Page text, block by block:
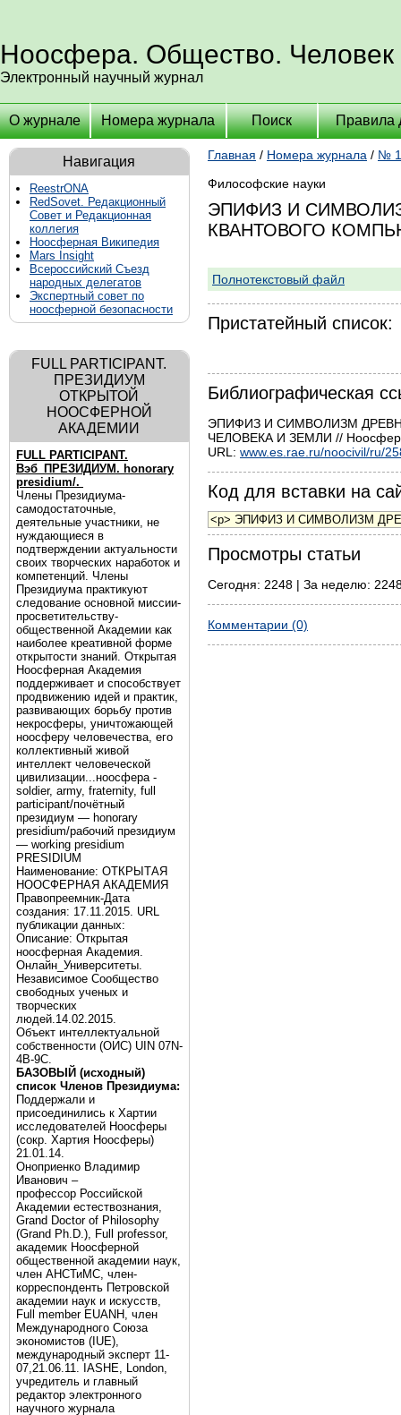
Ноосфера. Общество. Человек
Электронный научный журнал
О журнале Номера журнала Поиск Правила
Навигация
ReestrONA
RedSovet. Редакционный
Совет и Редакционная
коллегия
Ноосферная Википедия
Mars Insight
Всероссийский Съезд
народных делегатов
Экспертный совет по
ноосферной безопасности
FULL PARTICIPANT.
ПРЕЗИДИУМ
ОТКРЫТОЙ
НООСФЕРНОЙ
АКАДЕМИИ
FULL PARTICIPANT.
Вэб_ПРЕЗИДИУМ. honorary
presidium/.
Члены Президиума-
самодостаточные,
деятельные участники, не
нуждающиеся в
подтверждении актуальности
своих творческих наработок и
компетенций. Члены
Президиума практикуют
следование основной миссии-
просветительству-
общественной Академии как
наиболее креативной форме
открытости знаний. Открытая
Ноосферная Академия
поддерживает и способствует
продвижению идей и практик,
развивающих борьбу против
некросферы, уничтожающей
ноосферу человечества, его
коллективный живой
интеллект человеческой
цивилизации...ноосфера -
soldier, army, fraternity, full
participant/почётный
президиум — honorary
presidium/рабочий президиум
— working presidium
PRESIDIUM
Наименование: ОТКРЫТАЯ
НООСФЕРНАЯ АКАДЕМИЯ
Правопреемник-Дата
создания: 17.11.2015. URL
публикации данных:
Описание: Открытая
ноосферная Академия.
Онлайн_Университеты.
Независимое Сообщество
свободных ученых и
творческих
людей.14.02.2015.
Объект интеллектуальной
собственности (ОИС) UIN 07N-
4B-9C.
БАЗОВЫЙ (исходный)
список Членов Президиума:
Поддержали и
присоединились к Хартии
исследователей Ноосферы
(сокр. Хартия Ноосферы)
21.01.14.
Оноприенко Владимир
Иванович –
профессор Российской
Академии естествознания,
Grand Doctor of Philosophy
(Grand Ph.D.), Full professor,
академик Ноосферной
общественной академии наук,
член АНСТиМС, член-
корреспонденть Петровской
академии наук и искусств,
Full member EUANH, член
Международного Союза
экономистов (IUE),
международный эксперт 11-
07,21.06.11. IASHE, London,
учредитель и главный
редактор электронного
научного журнала
Главная / Номера журнала / №
Философские науки
ЭПИФИЗ И
КВАНТОВОГО
Полнотекстовый файл
Пристатейный список:
Библиографическая
ЭПИФИЗ И СИМВОЛИЗМ
ЧЕЛОВЕКА И ЗЕМЛИ //
URL: www.es.rae.ru/noocivil/ru/
Код для вставки на
Просмотры статьи
Сегодня: 2248 | За неделю:
Комментарии (0)